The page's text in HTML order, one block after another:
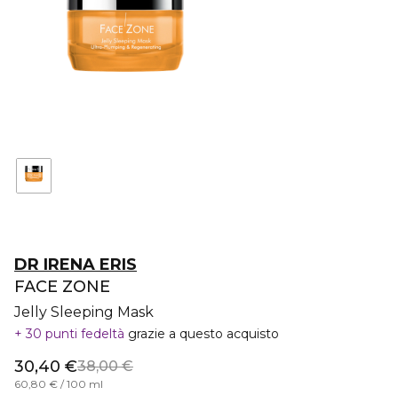
DR IRENA ERIS
FACE ZONE
Jelly Sleeping Mask
30 punti fedeltà grazie a questo acquisto
30,40 €38,00 €
60,80 € / 100 ml